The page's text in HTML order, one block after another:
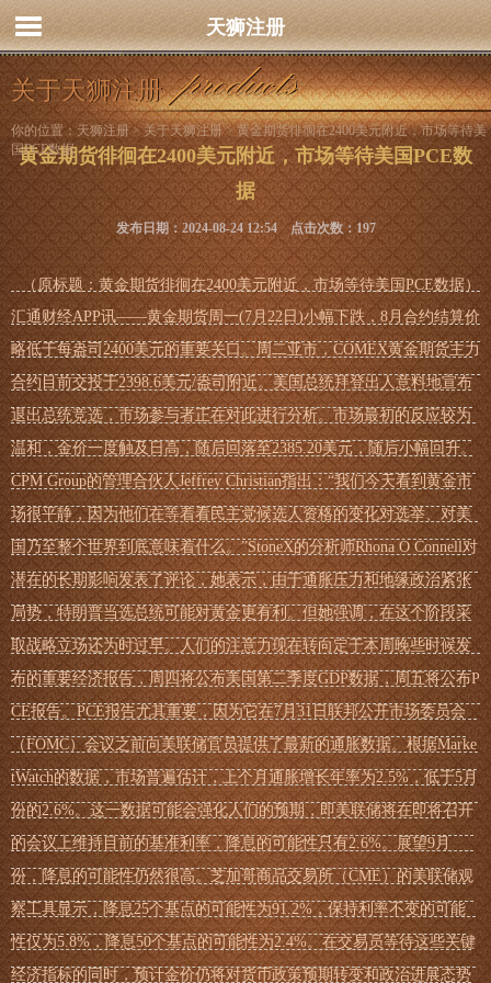
天狮注册
关于天狮注册
你的位置：天狮注册>关于天狮注册> 黄金期货徘徊在2400美元附近，市场等待美
国PCE数据
黄金期货徘徊在2400美元附近，市场等待美国PCE数
据
发布日期：2024-08-24 12:54 点击次数：197
（原标题：黄金期货徘徊在2400美元附近，市场等待美国PCE数据）
汇通财经APP讯——黄金期货周一(7月22日)小幅下跌，8月合约结算价
略低于每盎司2400美元的重要关口。周二亚市，COMEX黄金期货主力
合约目前交投于2398.6美元/盎司附近。美国总统拜登出人意料地宣布
退出总统竞选，市场参与者正在对此进行分析。市场最初的反应较为
温和，金价一度触及日高，随后回落至2385.20美元，随后小幅回升。
CPM Group的管理合伙人Jeffrey Christian指出：“我们今天看到黄金市
场很平静，因为他们在等着看民主党候选人资格的变化对选举、对美
国乃至整个世界到底意味着什么。”StoneX的分析师Rhona O Connell对
潜在的长期影响发表了评论，她表示，由于通胀压力和地缘政治紧张
局势，特朗普当选总统可能对黄金更有利。但她强调，在这个阶段采
取战略立场还为时过早。人们的注意力现在转向定于本周晚些时候发
布的重要经济报告，周四将公布美国第二季度GDP数据，周五将公布P
CE报告。PCE报告尤其重要，因为它在7月31日联邦公开市场委员会
（FOMC）会议之前向美联储官员提供了最新的通胀数据。根据Marke
tWatch的数据，市场普遍估计，上个月通胀增长年率为2.5%，低于5月
份的2.6%。这一数据可能会强化人们的预期，即美联储将在即将召开
的会议上维持目前的基准利率，降息的可能性只有2.6%。展望9月
份，降息的可能性仍然很高。芝加哥商品交易所（CME）的美联储观
察工具显示，降息25个基点的可能性为91.2%，保持利率不变的可能
性仅为5.8%，降息50个基点的可能性为2.4%。在交易员等待这些关键
经济指标的同时，预计金价仍将对货币政策预期转变和政治进展态势